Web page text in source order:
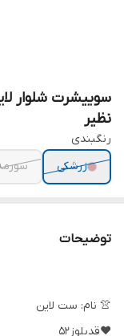
سوییشرت شلوار
نظیر
رنگبندی
زرشکی
توضیحات
👚 نام: ست لاین
❤️قدبلوز52